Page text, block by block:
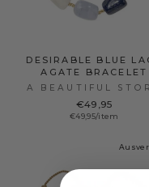
DESIRABLE BLUE
AGATE BRACELET
A BEAUTIFUL
€49,95
€49,95/item